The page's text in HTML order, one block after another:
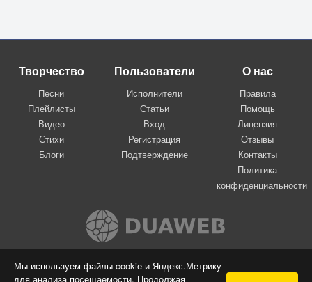
Мы используем файлы cookie и Яндекс.Метрику
для анализа посещаемости. Продолжая
Творчество
Песни
Плейлисты
Видео
Стихи
Блоги
Пользователи
Исполнители
Статьи
Вход
Регистрация
Подтверждение
О нас
Правила
Помощь
Лицензия
Отзывы
Контакты
Политика
конфиденциальности
Вконтакте